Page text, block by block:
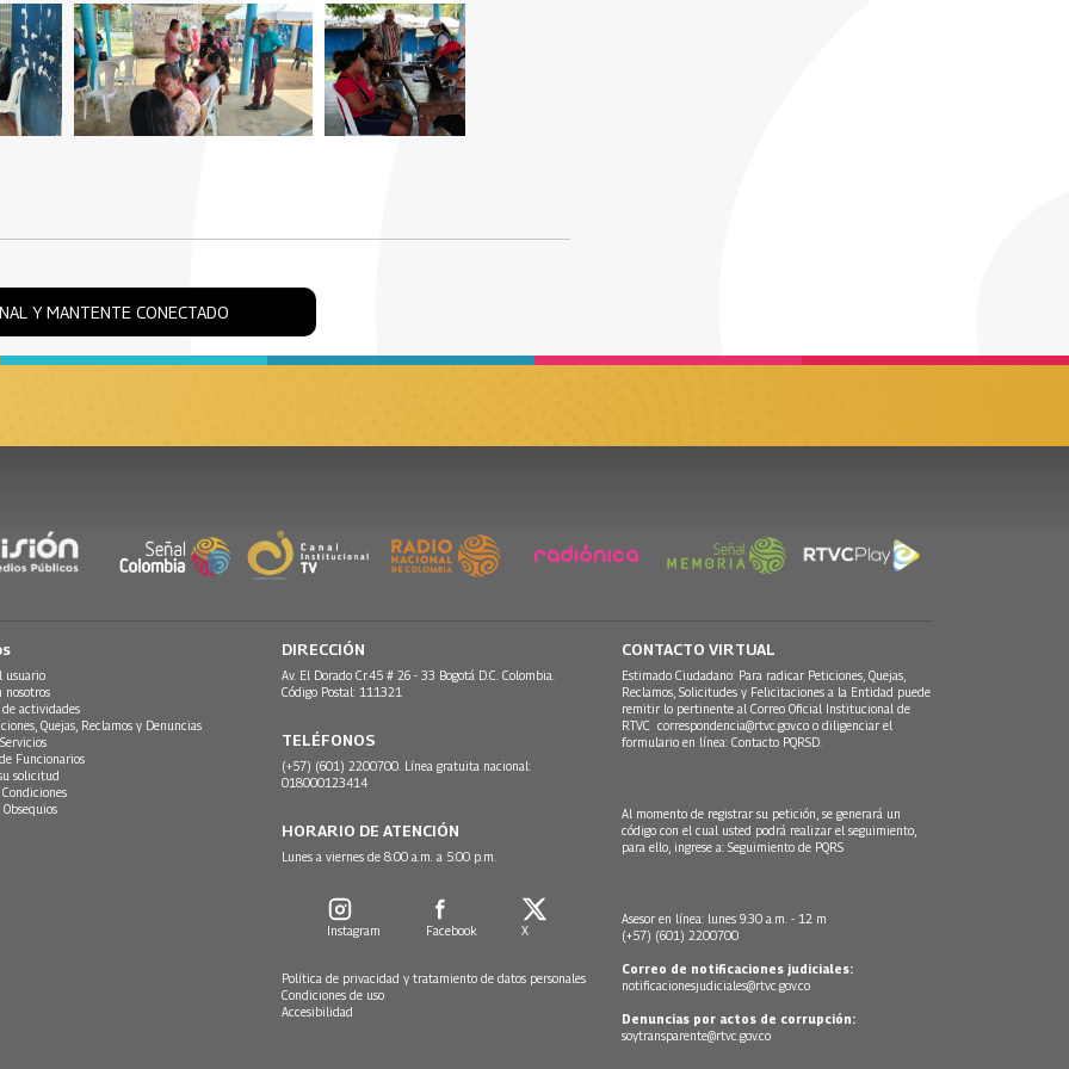
Y MANTENTE CONECTADO
usuario
nosotros
actividades
Quejas, Reclamos y Denuncias
Funcionarios
solicitud
DIRECCIÓN
Av. El Dorado Cr.45 # 26 - 33 Bogotá D.C. Colombia.
Código Postal: 111321
TELÉFONOS
(+57) (601) 2200700. Línea gratuita nacional:
018000123414
HORARIO DE ATENCIÓN
Lunes a viernes de 8:00 a.m. a 5:00 p.m.
Instagram Facebook X
Política de privacidad y tratamiento de datos personales
Condiciones de uso
Accesibilidad
CONTACTO VIRTUAL
Estimado Ciudadano: Para radicar Peticiones, Quejas,
Reclamos, Solicitudes y Felicitaciones a la Entidad puede
remitir lo pertinente al Correo Oficial Institucional de
RTVC correspondencia@rtvc.gov.co o diligenciar el
formulario en línea: Contacto PQRSD.
Al momento de registrar su petición, se generará un
código con el cual usted podrá realizar el seguimiento,
para ello, ingrese a: Seguimiento de PQRS
Asesor en línea: lunes 9:30 a.m. - 12 m
(+57) (601) 2200700
Correo de notificaciones judiciales:
notificacionesjudiciales@rtvc.gov.co
Denuncias por actos de corrupción:
soytransparente@rtvc.gov.co